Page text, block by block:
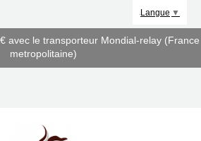
avec le transporteur Mondial-relay (France
metropolitaine)
Langue ▼